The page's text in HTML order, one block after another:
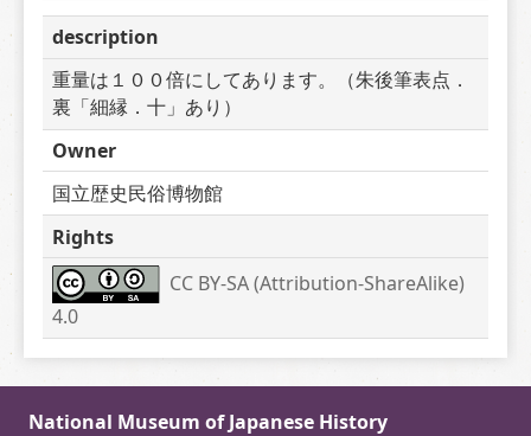
description
重量は１００倍にしてあります。（朱後筆表点．
裏「細縁．十」あり）
Owner
国立歴史民俗博物館
Rights
CC BY-SA (Attribution-ShareAlike)
4.0
National Museum of Japanese History